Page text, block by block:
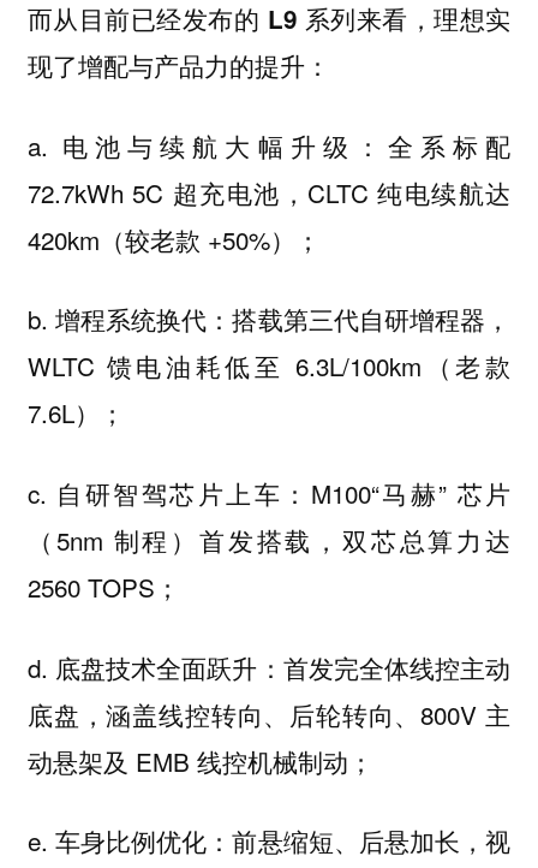
而从目前已经发布的 L9 系列来看，理想实
现了增配与产品力的提升：
a. 电池与续航大幅升级：全系标配
72.7kWh 5C 超充电池，CLTC 纯电续航达
420km（较老款 +50%）；
b. 增程系统换代：搭载第三代自研增程器，
WLTC 馈电油耗低至 6.3L/100km（老款
7.6L）；
c. 自研智驾芯片上车：M100“马赫” 芯片
（5nm 制程）首发搭载，双芯总算力达
2560 TOPS；
d. 底盘技术全面跃升：首发完全体线控主动
底盘，涵盖线控转向、后轮转向、800V 主
动悬架及 EMB 线控机械制动；
e. 车身比例优化：前悬缩短、后悬加长，视